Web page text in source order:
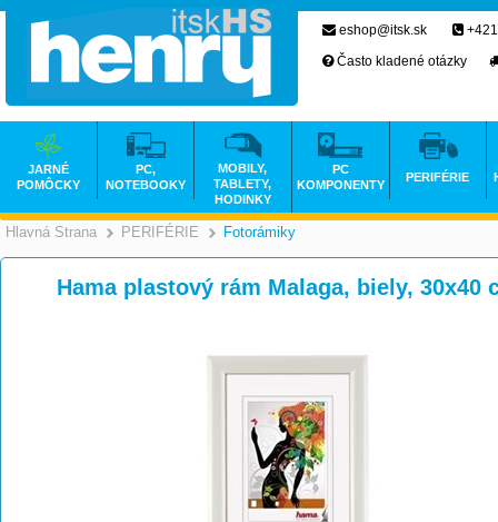
Hlavná Strana >
PERIFÉRIE >
Fotorámiky
Hama plastový rám Malaga, biely, 30x40
eshop@itsk.sk
Často kladené otázky
JARNÉ
POMÔCKY
PC,
NOTEBOOKY
MOBILY,
TABLETY,
HODINKY
PC
KOMPONENTY
PERIFÉRIE